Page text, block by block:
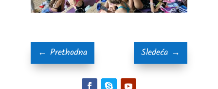
← Prethodna Sledeća →